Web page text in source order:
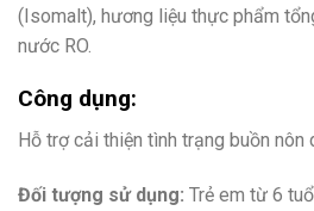
(Isomalt), hương liệu thực phẩm
nước RO.
Công dụng:
Hỗ trợ cải thiện tình trạng buồn nôn
Đối tượng sử dụng: Trẻ em từ 6